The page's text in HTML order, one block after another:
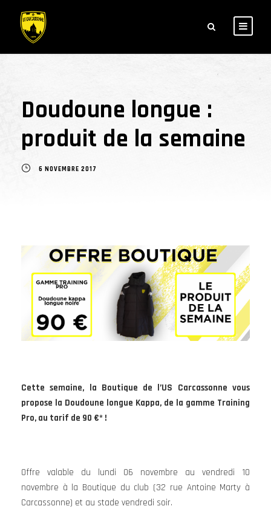
Doudoune longue :
produit de la semaine
6 NOVEMBRE 2017
Cette semaine, la Boutique de l’US Carcassonne vous
propose la Doudoune longue Kappa, de la gamme Training
Pro, au tarif de 90 €* !
Offre valable du lundi 06 novembre au vendredi 10
novembre à la Boutique du club (32 rue Antoine Marty à
Carcassonne) et au stade vendredi soir.